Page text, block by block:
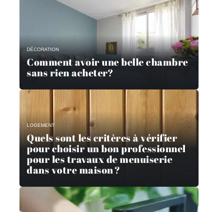
DÉCORATION
Comment avoir une belle chambre
sans rien acheter?
LOGEMENT
Quels sont les critères à vérifier
pour choisir un bon professionnel
pour les travaux de menuiserie
dans votre maison ?